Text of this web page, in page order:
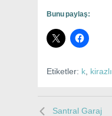
Bunu paylaş:
Etiketler: k kirazlı
Santral Garaj